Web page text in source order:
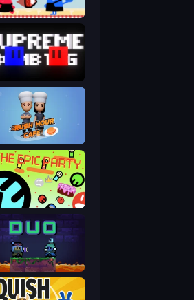
Clash of Cakes
Supreme Bomb Tag
Rush Hour Cafe
The Epic Party
Duo